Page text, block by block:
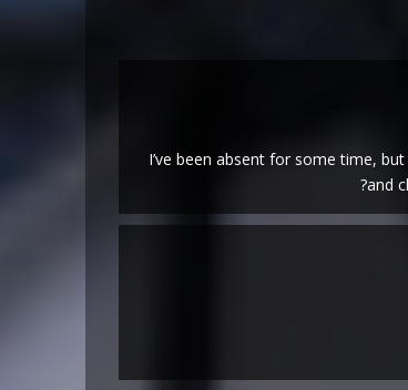
I’ve been absent for some time,
and